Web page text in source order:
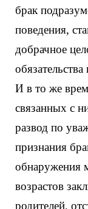
брак
поведения,
добрачное
И в то же
связанных с
развод по
признания
обнаружения
возрастов
родителей,